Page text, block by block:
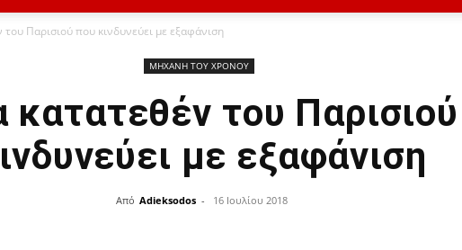
Παρισιού που κινδυνεύει με εξαφάνιση
ΜΗΧΑΝΗ ΤΟΥ ΧΡΟΝΟΥ
κατατεθέν του
με εξαφάνιση
Από Adieksodos - 16 Ιουλίου 2018